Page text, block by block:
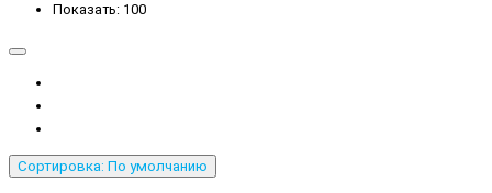
Показать: 100
Сортировка: По умолчанию